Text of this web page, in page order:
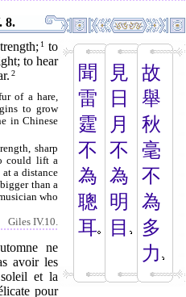
8.
聞
雷
霆
不
為
聰
耳
見
日
月
不
為
明
目
故
舉
秋
毫
不
為
多
力
1
to
to hear
2
of a hare,
to grow
in Chinese
sharp
could lift a
a distance
than a
who
Giles IV.10.
ne
avoir les
et la
pour